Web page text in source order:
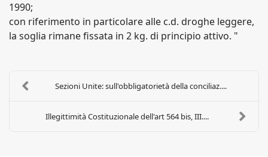
1990;
con riferimento in particolare alle c.d. droghe leggere,
la soglia rimane fissata in 2 kg. di principio attivo. "
Sezioni Unite: sull'obbligatorietà della conciliaz....
Illegittimità Costituzionale dell'art 564 bis, III....